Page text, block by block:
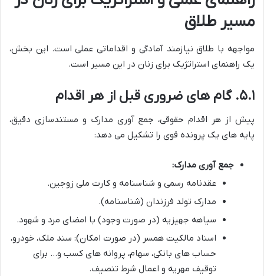
مسیر طلاق
مواجهه با طلاق نیازمند آمادگی و اقداماتی عملی است. این بخش،
یک راهنمای استراتژیک برای زنان در این مسیر است.
۵.۱. گام های ضروری قبل از هر اقدام
پیش از هر اقدام حقوقی، جمع آوری مدارک و مستندسازی دقیق،
پایه های یک پرونده قوی را تشکیل می دهد:
جمع آوری مدارک:
عقدنامه رسمی و شناسنامه و کارت ملی زوجین.
مدارک تولد فرزندان (شناسنامه).
سیاهه جهیزیه (در صورت وجود) با امضای مرد و شهود.
اسناد مالکیت همسر (در صورت امکان): سند ملک، خودرو،
حساب های بانکی، سهام، پروانه های کسب و… برای
توقیف مهریه و اعمال شرط تنصیف.